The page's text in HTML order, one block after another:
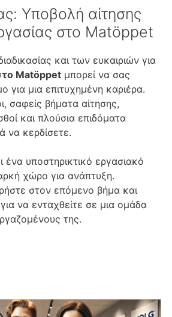
Υποβολή αίτησης
στο Matöppet
και των ευκαιριών για
Matöppet μπορεί να σας
για μια επιτυχημένη καριέρα.
σαφείς βήματα αίτησης,
και πλούσια επιδόματα
να κερδίσετε.
ένα υποστηρικτικό εργασιακό
χώρο για ανάπτυξη.
στον επόμενο βήμα και
να ενταχθείτε σε μια ομάδα
της.